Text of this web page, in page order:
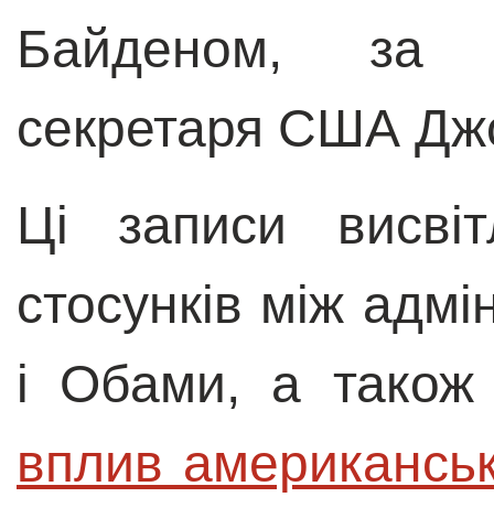
Байденом, за
секретаря США
Ці записи
стосунків між
і Обами, а також
вплив